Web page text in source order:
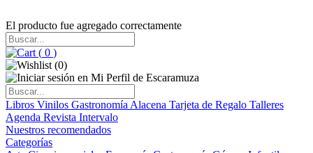
El producto fue agregado correctamente
( 0 )
(0)
Libros Vinilos Gastronomía Alacena Tarjeta de Regalo Talleres
Agenda Revista Intervalo
Nuestros recomendados
Categorías